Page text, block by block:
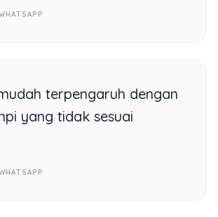
terpengaruh dengan
yang tidak sesuai